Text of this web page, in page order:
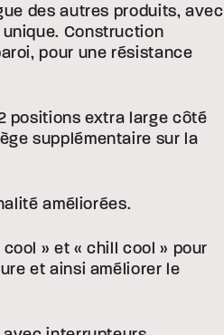
des autres produits, avec
Construction
pour une résistance
positions extra large côté
supplémentaire sur la
améliorées.
» et « chill cool » pour
et ainsi améliorer le